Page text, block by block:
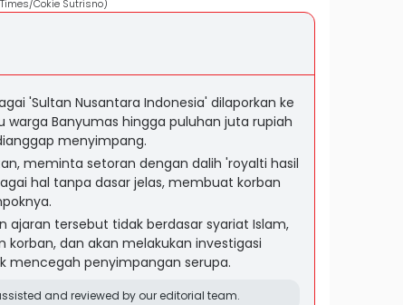
Cokie Sutrisno)
'Sultan Nusantara Indonesia' dilaporkan ke
warga Banyumas hingga puluhan juta rupiah
menyimpang.
meminta setoran dengan dalih 'royalti hasil
hal tanpa dasar jelas, membuat korban
ajaran tersebut tidak berdasar syariat Islam,
dan akan melakukan investigasi
mencegah penyimpangan serupa.
and reviewed by our editorial team.